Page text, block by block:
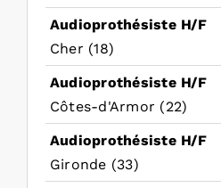
Audioprothésiste H/F
Cher (18)
Audioprothésiste H/F
Côtes-d'Armor (22)
Audioprothésiste H/F
Gironde (33)